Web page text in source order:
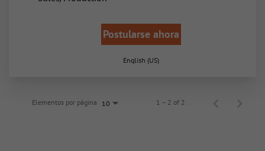
Postularse ahora
English (US)
Elementos por página 10 1 – 2 of 2